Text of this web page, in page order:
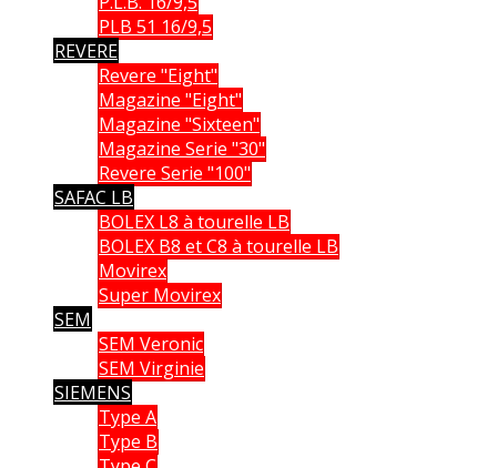
PLB 51 16/9,5
REVERE
Revere "Eight"
Magazine "Eight"
Magazine "Sixteen"
Magazine Serie "30"
Revere Serie "100"
SAFAC LB
BOLEX L8 à tourelle LB
BOLEX B8 et C8 à tourelle LB
Movirex
Super Movirex
SEM
SEM Veronic
SEM Virginie
SIEMENS
Type A
Type B